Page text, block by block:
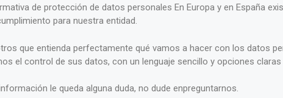
de protección de datos personales En Europa y en España
para nuestra entidad.
que entienda perfectamente qué vamos a hacer con los datos
el control de sus datos, con un lenguaje sencillo y opciones
le queda alguna duda, no dude enpreguntarnos.